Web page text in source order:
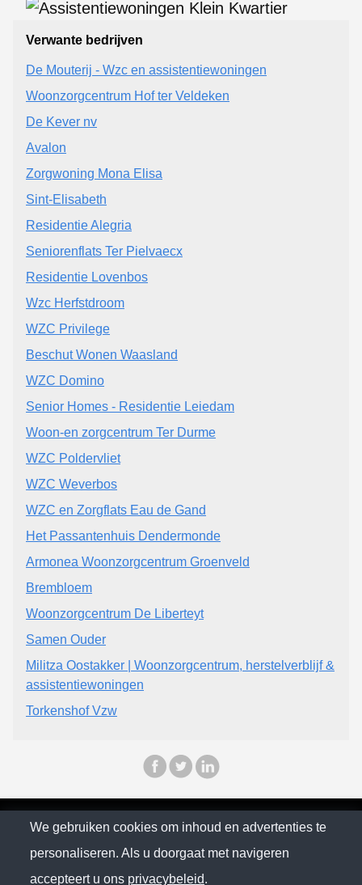
Verwante bedrijven
De Mouterij - Wzc en assistentiewoningen
Woonzorgcentrum Hof ter Veldeken
De Kever nv
Avalon
Zorgwoning Mona Elisa
Sint-Elisabeth
Residentie Alegria
Seniorenflats Ter Pielvaecx
Residentie Lovenbos
Wzc Herfstdroom
WZC Privilege
Beschut Wonen Waasland
WZC Domino
Senior Homes - Residentie Leiedam
Woon-en zorgcentrum Ter Durme
WZC Poldervliet
WZC Weverbos
WZC en Zorgflats Eau de Gand
Het Passantenhuis Dendermonde
Armonea Woonzorgcentrum Groenveld
Brembloem
Woonzorgcentrum De Liberteyt
Samen Ouder
Militza Oostakker | Woonzorgcentrum, herstelverblijf &
assistentiewoningen
Torkenshof Vzw
© Self City 2026
Privacybeleid
We gebruiken cookies om inhoud en advertenties te
personaliseren. Als u doorgaat met navigeren
accepteert u ons privacybeleid.